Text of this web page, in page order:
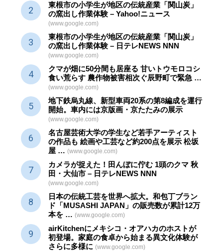
東根市の小学生が地区の伝統産業 「関山炭」
の窯出し作業体験 – Yahoo!ニュース
(www.google.com)
東根市の小学生が地区の伝統産業 「関山炭」
の窯出し作業体験 – 日テレNEWS NNN
(www.google.com)
クマが畑に50分間も居座る 甘いトウモロコシ
食い荒らす 農作物被害相次ぐ辰野町で緊急 …
(www.google.com)
地下鉄烏丸線、新型車両20系の第8編成を運行
開始。車内には京版画・京たたみの展示
(www.google.com)
名古屋芸術大学の学生など若手アーティスト
の作品も 絵画や工芸など約200点を展示 松坂
屋 … (www.google.com)
カメラが捉えた！田んぼに佇む 1頭のクマ 秋
田・大仙市 – 日テレNEWS NNN
(www.google.com)
日本の伝統工芸を世界へ拡大。和包丁ブラン
ド「MUSASHI JAPAN」の販売数が累計12万
本を … (www.google.com)
airKitchenにメキシコ・オアハカのホストが
初登場。家庭の食卓から始まる異文化体験が
さらに多様に (www.google.com)